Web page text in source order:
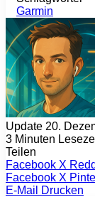
Garmin
Update 20.
3 Minuten
Teilen
Facebook X
Facebook X
E-Mail
Drucken